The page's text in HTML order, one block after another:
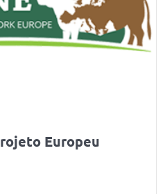
Europeu